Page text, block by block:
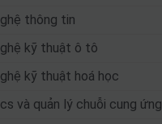
thông tin
kỹ thuật ô tô
kỹ thuật hoá học
và quản lý chuỗi cung ứng